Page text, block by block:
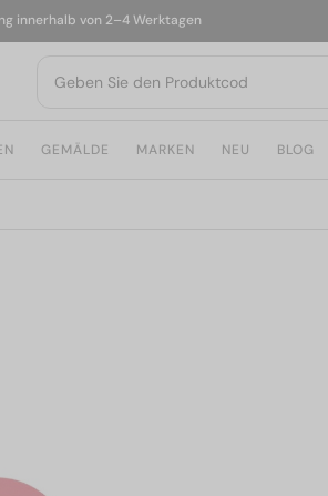
von 2–4 Werktagen
GEMÄLDE MARKEN NEU BLOG